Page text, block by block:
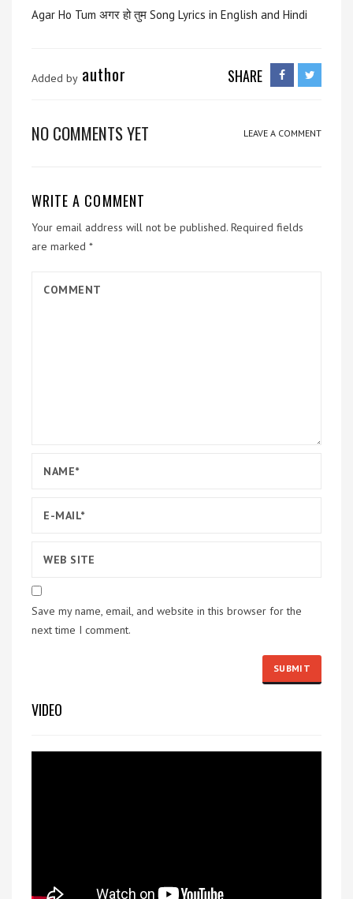
Agar Ho Tum अगर हो तुम Song Lyrics in English and Hindi
Added by author SHARE
NO COMMENTS YET LEAVE A COMMENT
WRITE A COMMENT
Your email address will not be published. Required fields
are marked *
Save my name, email, and website in this browser for the
next time I comment.
VIDEO